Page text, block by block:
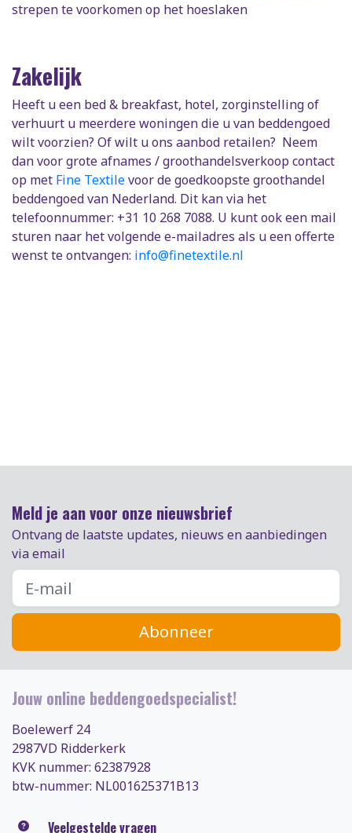
strepen te voorkomen op het hoeslaken
Zakelijk
Heeft u een bed & breakfast, hotel, zorginstelling of
verhuurt u meerdere woningen die u van beddengoed
wilt voorzien? Of wilt u ons aanbod retailen? Neem
dan voor grote afnames / groothandelsverkoop contact
op met Fine Textilevoor de goedkoopste groothandel
beddengoed van Nederland. Dit kan via het
telefoonnummer: +31 10 268 7088. U kunt ook een mail
sturen naar het volgende e-mailadres als u een offerte
wenst te ontvangen: info@finetextile.nl
Meld je aan voor onze nieuwsbrief
Ontvang de laatste updates, nieuws en aanbiedingen
via email
Abonneer
Jouw online beddengoedspecialist!
Boelewerf 24
2987VD Ridderkerk
KVK nummer: 62387928
btw-nummer: NL001625371B13
Veelgestelde vragen